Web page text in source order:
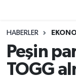
HABERLER
Peşin
TOGG
Magazin
Muğla
Muğla
Süper Lig